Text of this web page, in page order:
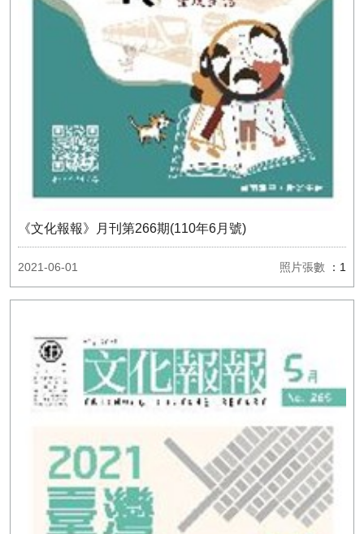
《文化報報》月刊第266期(110年6月號)
2021-06-01 照片張數 ：1